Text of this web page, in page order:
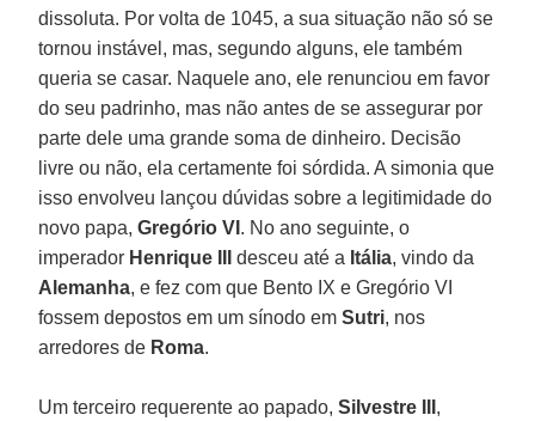
dissoluta. Por volta de 1045, a sua situação não só se
tornou instável, mas, segundo alguns, ele também
queria se casar. Naquele ano, ele renunciou em favor
do seu padrinho, mas não antes de se assegurar por
parte dele uma grande soma de dinheiro. Decisão
livre ou não, ela certamente foi sórdida. A simonia que
isso envolveu lançou dúvidas sobre a legitimidade do
novo papa,Gregório VI . No ano seguinte, o
imperador Henrique IIIdesceu até a Itália, vindo da
Alemanha, e fez com que Bento IX e Gregório VI
fossem depostos em um sínodo emSutri, nos
arredores de Roma.
Um terceiro requerente ao papado,Silvestre III ,